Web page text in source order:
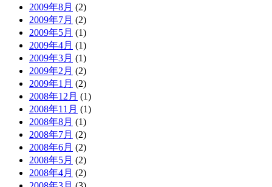
2009年8月 (2)
2009年7月 (2)
2009年5月 (1)
2009年4月 (1)
2009年3月 (1)
2009年2月 (2)
2009年1月 (2)
2008年12月 (1)
2008年11月 (1)
2008年8月 (1)
2008年7月 (2)
2008年6月 (2)
2008年5月 (2)
2008年4月 (2)